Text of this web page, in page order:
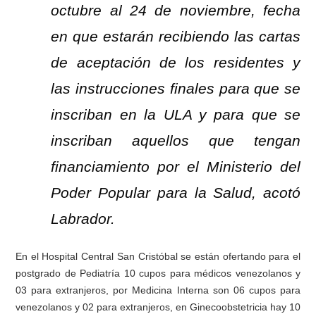
octubre al 24 de noviembre, fecha
en que estarán recibiendo las cartas
de aceptación de los residentes y
las instrucciones finales para que se
inscriban en la ULA y para que se
inscriban aquellos que tengan
financiamiento por el Ministerio del
Poder Popular para la Salud, acotó
Labrador.
En el Hospital Central San Cristóbal se están ofertando para el
postgrado de Pediatría 10 cupos para médicos venezolanos y
03 para extranjeros, por Medicina Interna son 06 cupos para
venezolanos y 02 para extranjeros, en Ginecoobstetricia hay 10